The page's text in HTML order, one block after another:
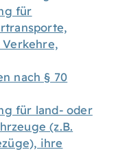
für
nach § 70
für land- oder
(z.B.
ihre